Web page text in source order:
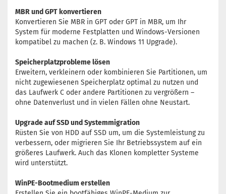
MBR und GPT konvertieren
Konvertieren Sie MBR in GPT oder GPT in MBR, um Ihr
System für moderne Festplatten und Windows-Versionen
kompatibel zu machen (z. B. Windows 11 Upgrade).
Speicherplatzprobleme lösen
Erweitern, verkleinern oder kombinieren Sie Partitionen, um
nicht zugewiesenen Speicherplatz optimal zu nutzen und
das Laufwerk C oder andere Partitionen zu vergrößern –
ohne Datenverlust und in vielen Fällen ohne Neustart.
Upgrade auf SSD und Systemmigration
Rüsten Sie von HDD auf SSD um, um die Systemleistung zu
verbessern, oder migrieren Sie Ihr Betriebssystem auf ein
größeres Laufwerk. Auch das Klonen kompletter Systeme
wird unterstützt.
WinPE-Bootmedium erstellen